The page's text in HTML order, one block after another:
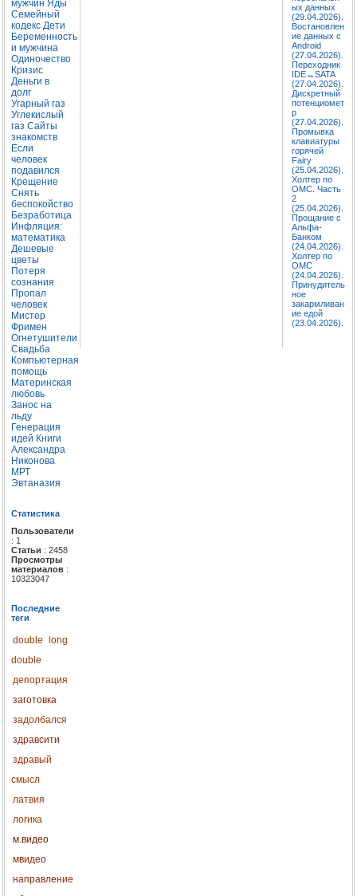
мужчин Яды
Семейный
кодекс Дети
Беременность
и мужчина
Одиночество
Кризис
Деньги в
долг
Угарный газ
Углекислый
газ Сайты
знакомств
Если
человек
подавился
Крещение
Снять
беспокойство
Безработица
Инфляция:
математика
Дешевые
цветы
Потеря
сознания
Пропал
человек
Мистер
Фримен
Огнетушители
Свадьба
Компьютерная
помощь
Материнская
любовь
Занос на
льду
Генерация
идей Книги
Александра
Никонова
МРТ
Эвтаназия
Статистика
Пользователи
: 1
Статьи : 2458
Просмотры
материалов :
10323047
Последние
теги
double
long
double
депортация
заготовка
задолбался
здравсити
здравый
смысл
латвия
логика
м.видео
мвидео
направление
ых данных
(29.04.2026).
Востановлен
ие данных с
Android
(27.04.2026).
Переходник
IDE↔SATA
(27.04.2026).
Дискретный
потенциомет
р
(27.04.2026).
Промывка
клавиатуры
горячей
Fairy
(25.04.2026).
Холтер по
ОМС. Часть
2
(25.04.2026).
Прощание с
Альфа-
Банком
(24.04.2026).
Холтер по
ОМС
(24.04.2026).
Принудитель
ное
закармливан
ие едой
(23.04.2026).